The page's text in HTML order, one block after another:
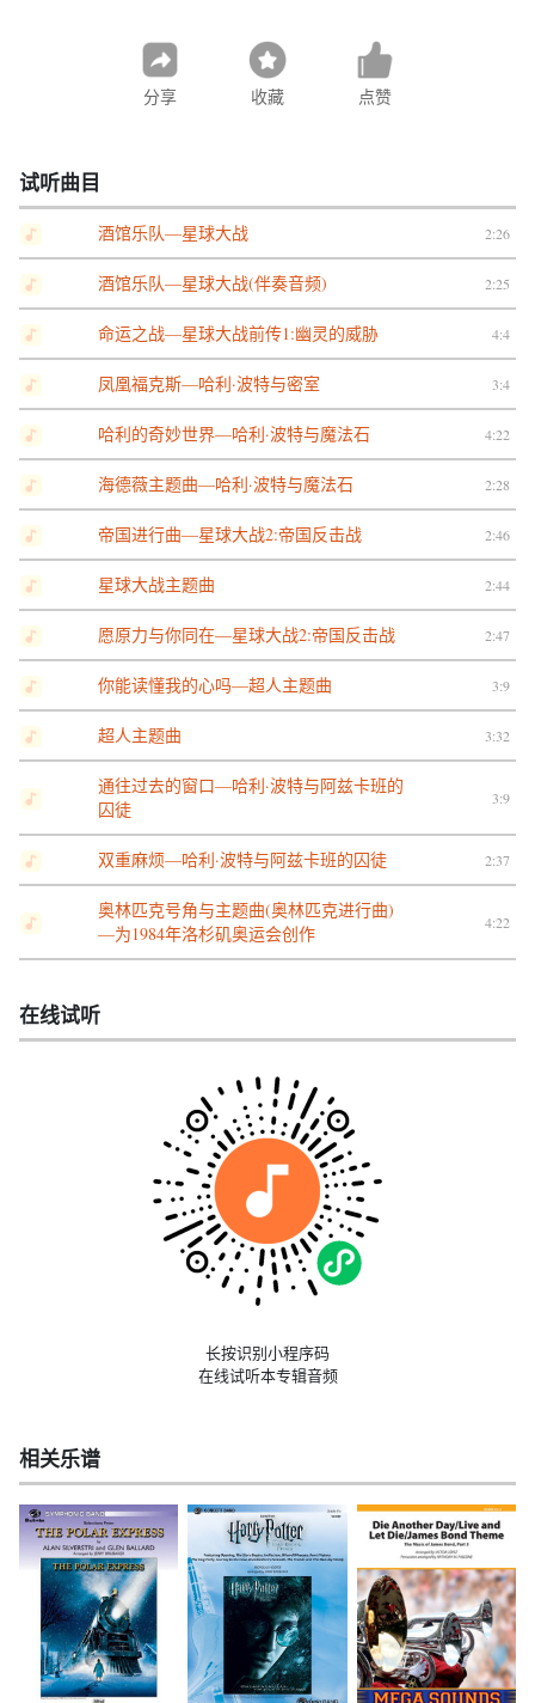
分享 收藏 点赞
试听曲目
酒馆乐队—星球大战 2:26
酒馆乐队—星球大战(伴奏音频) 2:25
命运之战—星球大战前传1:幽灵的威胁 4:4
凤凰福克斯—哈利·波特与密室 3:4
哈利的奇妙世界—哈利·波特与魔法石 4:22
海德薇主题曲—哈利·波特与魔法石 2:28
帝国进行曲—星球大战2:帝国反击战 2:46
星球大战主题曲 2:44
愿原力与你同在—星球大战2:帝国反击战 2:47
你能读懂我的心吗—超人主题曲 3:9
超人主题曲 3:32
通往过去的窗口—哈利·波特与阿兹卡班的
囚徒
3:9
双重麻烦—哈利·波特与阿兹卡班的囚徒 2:37
奥林匹克号角与主题曲(奥林匹克进行曲)
—为1984年洛杉矶奥运会创作
4:22
在线试听
长按识别小程序码
在线试听本专辑音频
相关乐谱